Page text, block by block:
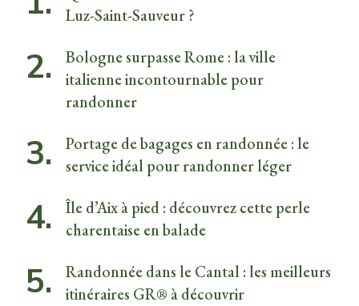
Luz-Saint-Sauveur ?
Bologne surpasse Rome : la ville
italienne incontournable pour
randonner
Portage de bagages en randonnée : le
service idéal pour randonner léger
Île d’Aix à pied : découvrez cette perle
charentaise en balade
Randonnée dans le Cantal : les meilleurs
itinéraires GR® à découvrir